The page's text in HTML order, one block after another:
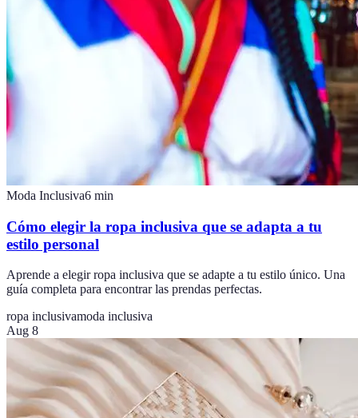
Moda Inclusiva6 min
Cómo elegir la ropa inclusiva que se adapta a tu
estilo personal
Aprende a elegir ropa inclusiva que se adapte a tu estilo único. Una
guía completa para encontrar las prendas perfectas.
ropa inclusivamoda inclusiva
Aug 8